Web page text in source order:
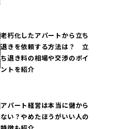
老朽化したアパートから立ち
退きを依頼する方法は？ 立
ち退き料の相場や交渉のポイ
ントを紹介
アパート経営は本当に儲から
ない？やめたほうがいい人の